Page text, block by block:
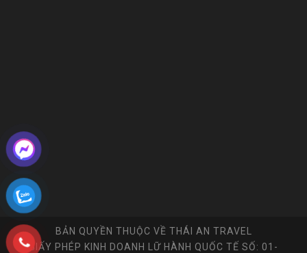
BẢN QUYỀN THUỘC VỀ THÁI AN TRAVEL
GIẤY PHÉP KINH DOANH LỮ HÀNH QUỐC TẾ SỐ: 01-